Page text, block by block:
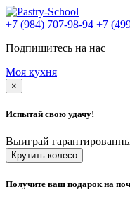
+7 (984) 707-98-94 +7
Подпишитесь на нас
Моя кухня
×
Испытай свою удачу!
Выиграй
Крутить колесо
Получите ваш подарок на